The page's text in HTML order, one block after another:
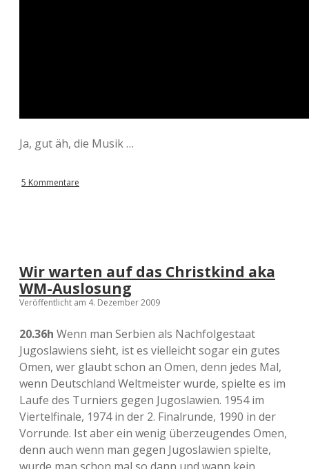
Ja, gut äh, die Musik …
5 Kommentare
Wir warten auf das Christkind aka
WM-Auslosung
Veröffentlicht am 4. Dezember 2009
20.36h Wenn man Serbien als Nachfolgestaat
Jugoslawiens sieht, ist es vielleicht sogar ein gutes
Omen, wer glaubt schon an Omen, denn jedes Mal,
wenn Deutschland Weltmeister wurde, spielte es im
Laufe des Turniers gegen Jugoslawien. 1954 im
Viertelfinale, 1974 in der 2. Finalrunde, 1990 in der
Vorrunde. Ist aber ein wenig überzeugendes Omen,
denn auch wenn man gegen Jugoslawien spielte,